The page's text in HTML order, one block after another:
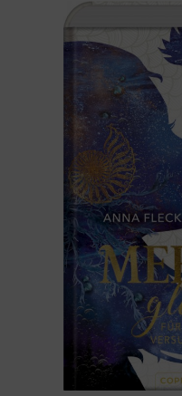
Bildergalerie überspringen